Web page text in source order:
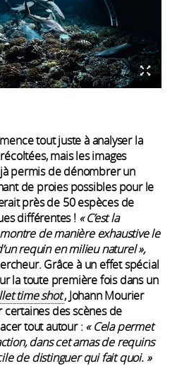
tout juste à analyser la
mais les images
permis de dénombrer un
de proies possibles pour le
près de 50 espèces de
différentes ! « C’est la
de manière exhaustive le
requin en milieu naturel »,
Grâce à un effet spécial
la toute première fois dans un
time shot, Johann Mourier
des scènes de
tout autour : « Cela permet
dans cet amas de requins
de distinguer qui fait quoi. »